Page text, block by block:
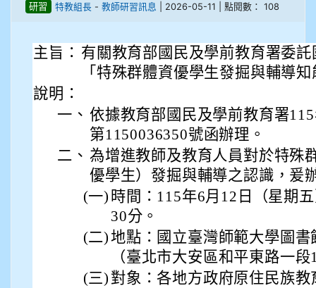
研習 特教組長 - 教師研習訊息 | 2026-05-11 | 點閱數： 108
主旨： 有關教育部國民及學前教育署委
「特殊群體資優學生發掘與輔導
說明：
一、 依據教育部國民及學前教育署
第1150036350號函辦理。
二、 為增進教師及教育人員對於特殊
優學生）發掘與輔導之認識，爰
(一) 時間：115年6月12日（星期
30分。
(二)地點：國立臺灣師範大學圖
（臺北市大安區和平東路一
(三) 對象：各地方政府原住民族